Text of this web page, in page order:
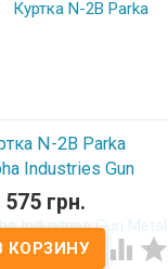
N-2B Parka
Industries Gun
наличии
575 грн.
 